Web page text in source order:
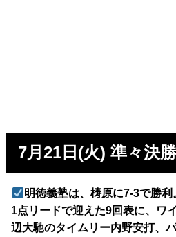
7月21日(火) 準々決
明徳義塾は、梼原に7-3で勝
1点リードで迎えた9回表に、ワ
辺大馳のタイムリー内野安打、